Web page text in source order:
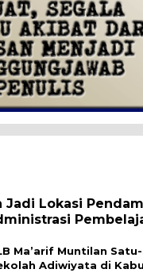
Jadi Lokasi
Ma’arif Muntilan
Adiwiyata di